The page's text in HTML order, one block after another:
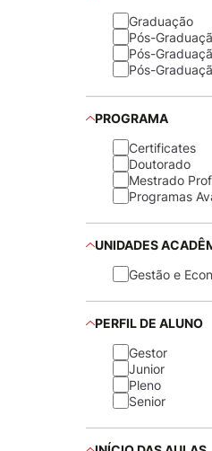
Graduação
Pós-
Pós-
Pós-
PROGRAMA
Certificates
Doutorado
Mestrado
Programas
UNIDADES
Gestão e
PERFIL DE ALUNO
Gestor
Junior
Pleno
Senior